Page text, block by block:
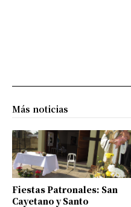
Más noticias
Fiestas Patronales: San
Cayetano y Santo